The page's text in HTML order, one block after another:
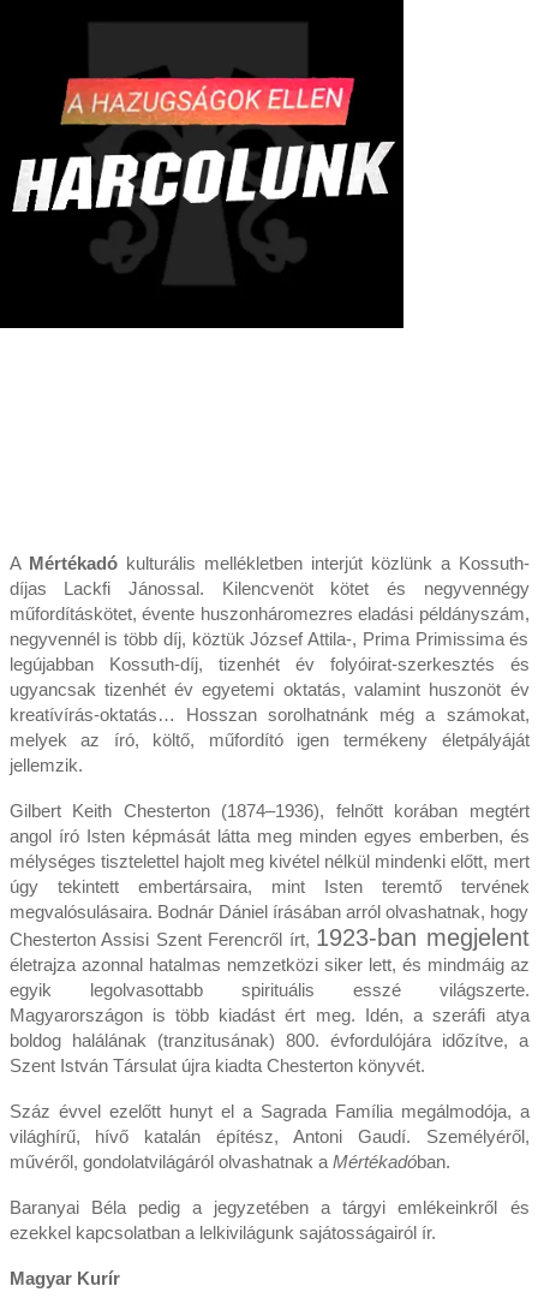
A Mértékadókulturális mellékletben interjút közlünk a Kossuth-
díjas Lackfi Jánossal. Kilencvenöt kötet és negyvennégy
műfordításkötet, évente huszonháromezres eladási példányszám,
negyvennél is több díj, köztük József Attila-, Prima Primissima és
legújabban Kossuth-díj, tizenhét év folyóirat-szerkesztés és
ugyancsak tizenhét év egyetemi oktatás, valamint huszonöt év
kreatívírás-oktatás… Hosszan sorolhatnánk még a számokat,
melyek az író, költő, műfordító igen termékeny életpályáját
jellemzik.
Gilbert Keith Chesterton (1874–1936), felnőtt korában megtért
angol író Isten képmását látta meg minden egyes emberben, és
mélységes tisztelettel hajolt meg kivétel nélkül mindenki előtt, mert
úgy tekintett embertársaira, mint Isten teremtő tervének
megvalósulásaira. Bodnár Dániel írásában arról olvashatnak, hogy
Chesterton Assisi Szent Ferencről írt, 1923-ban megjelent
életrajza azonnal hatalmas nemzetközi siker lett, és mindmáig az
egyik legolvasottabb spirituális esszé világszerte.
Magyarországon is több kiadást ért meg. Idén, a szeráfi atya
boldog halálának (tranzitusának) 800. évfordulójára időzítve, a
Szent István Társulat újra kiadta Chesterton könyvét.
Száz évvel ezelőtt hunyt el a Sagrada Família megálmodója, a
világhírű, hívő katalán építész, Antoni Gaudí. Személyéről,
művéről, gondolatvilágáról olvashatnak a Mértékadóban.
Baranyai Béla pedig a jegyzetében a tárgyi emlékeinkről és
ezekkel kapcsolatban a lelkivilágunk sajátosságairól ír.
Magyar Kurír